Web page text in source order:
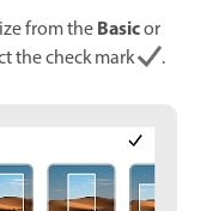
from theBasicor
the check mark .